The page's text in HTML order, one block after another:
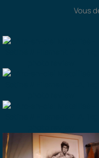
Vous